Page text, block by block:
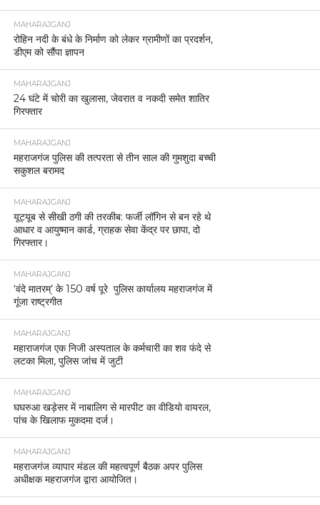
MAHARAJGANJ
रोहिन नदी के बंधे के निर्माण को लेकर ग्रामीणों का प्रदर्शन,
डीएम को सौंपा ज्ञापन
MAHARAJGANJ
24 घंटे में चोरी का खुलासा, जेवरात व नकदी समेत शातिर
गिरफ्तार
MAHARAJGANJ
महराजगंज पुलिस की तत्परता से तीन साल की गुमशुदा बच्ची
सकुशल बरामद
MAHARAJGANJ
यूट्यूब से सीखी ठगी की तरकीब: फर्जी लॉगिन से बन रहे थे
आधार व आयुष्मान कार्ड, ग्राहक सेवा केंद्र पर छापा, दो
गिरफ्तार।
MAHARAJGANJ
‘वंदे मातरम्’ के 150 वर्ष पूरे पुलिस कार्यालय महराजगंज में
गूंजा राष्ट्रगीत
MAHARAJGANJ
महाराजगंज एक निजी अस्पताल के कर्मचारी का शव फंदे से
लटका मिला, पुलिस जांच में जुटी
MAHARAJGANJ
घघरुआ खड़ेसर में नाबालिग से मारपीट का वीडियो वायरल,
पांच के खिलाफ मुकदमा दर्ज।
MAHARAJGANJ
महराजगंज व्यापार मंडल की महत्वपूर्ण बैठक अपर पुलिस
अधीक्षक महराजगंज द्वारा आयोजित।